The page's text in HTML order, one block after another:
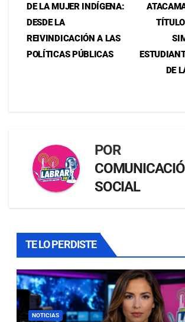
DE
DE LA MUJER INDÍGENA:
DESDE LA
REIVINDICACIÓN A LAS
POLÍTICAS PÚBLICAS
POR
SOCIAL
TE LO PERDISTE
NOTICIAS